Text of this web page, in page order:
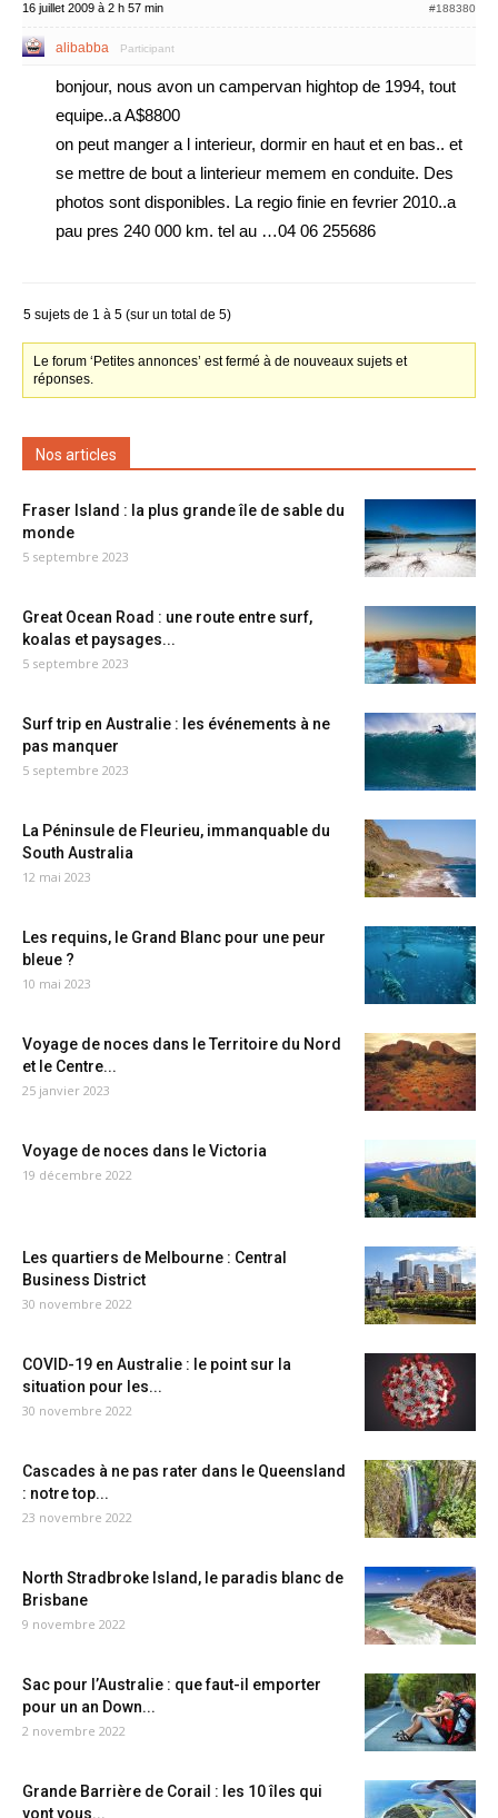
16 juillet 2009 à 2 h 57 min #188380
alibabba Participant
bonjour, nous avon un campervan hightop de 1994, tout
equipe..a A$8800
on peut manger a l interieur, dormir en haut et en bas.. et
se mettre de bout a linterieur memem en conduite. Des
photos sont disponibles. La regio finie en fevrier 2010..a
pau pres 240 000 km. tel au …04 06 255686
5 sujets de 1 à 5 (sur un total de 5)
Le forum ‘Petites annonces’ est fermé à de nouveaux sujets et
réponses.
Nos articles
Fraser Island : la plus grande île de sable du
monde
5 septembre 2023
Great Ocean Road : une route entre surf,
koalas et paysages...
5 septembre 2023
Surf trip en Australie : les événements à ne
pas manquer
5 septembre 2023
La Péninsule de Fleurieu, immanquable du
South Australia
12 mai 2023
Les requins, le Grand Blanc pour une peur
bleue ?
10 mai 2023
Voyage de noces dans le Territoire du Nord
et le Centre...
25 janvier 2023
Voyage de noces dans le Victoria
19 décembre 2022
Les quartiers de Melbourne : Central
Business District
30 novembre 2022
COVID-19 en Australie : le point sur la
situation pour les...
30 novembre 2022
Cascades à ne pas rater dans le Queensland
: notre top...
23 novembre 2022
North Stradbroke Island, le paradis blanc de
Brisbane
9 novembre 2022
Sac pour l’Australie : que faut-il emporter
pour un an Down...
2 novembre 2022
Grande Barrière de Corail : les 10 îles qui
vont vous...